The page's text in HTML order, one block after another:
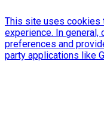
This site uses cookies
experience. In
preferences and
party applications like